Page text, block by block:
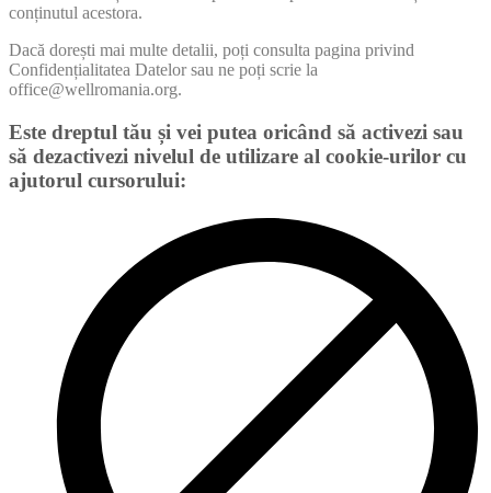
conținutul acestora.
Dacă dorești mai multe detalii, poți consulta pagina privind
Confidențialitatea Datelor sau ne poți scrie la
office@wellromania.org.
Este dreptul tău și vei putea oricând să activezi sau
să dezactivezi nivelul de utilizare al cookie-urilor cu
ajutorul cursorului: